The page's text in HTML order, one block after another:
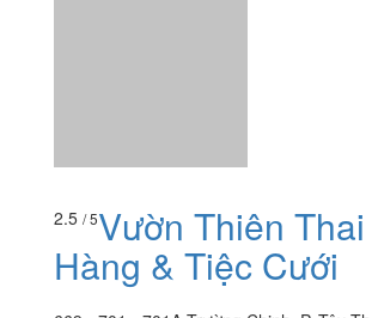
Vườn Thiên
Hàng & Tiệc Cưới